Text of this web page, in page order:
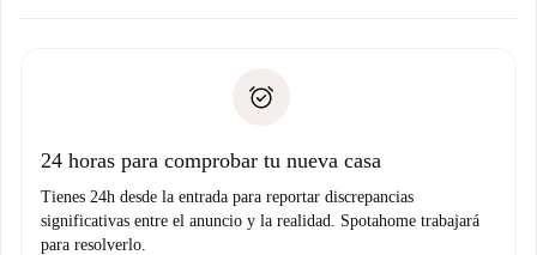
Prueba de solvencia
no nos comunicas ningún problema.
24 horas para comprobar tu nueva casa
Tienes 24h desde la entrada para reportar discrepancias
significativas entre el anuncio y la realidad. Spotahome trabajará
para resolverlo.